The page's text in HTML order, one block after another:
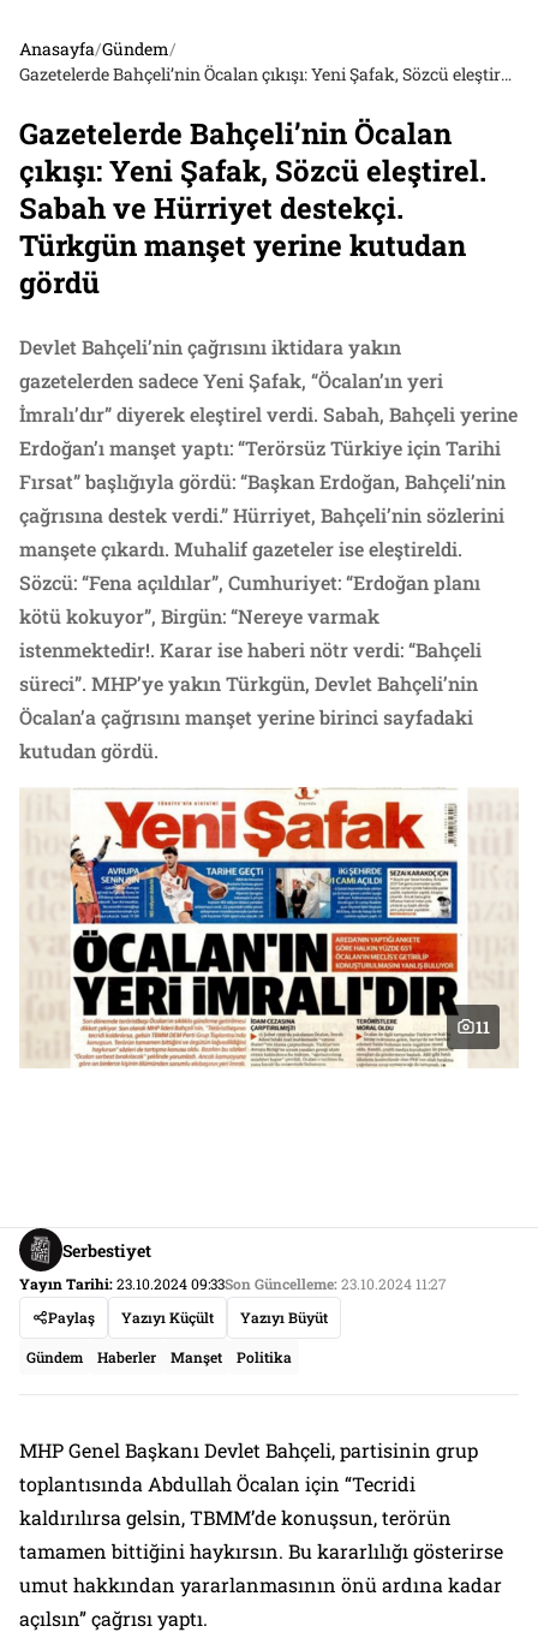
Anasayfa/Gündem/
Gazetelerde Bahçeli’nin Öcalan çıkışı: Yeni Şafak, Sözcü eleştirel. Sabah ve Hürriyet destekçi. Türkgün manşet yerine kutudan gördü
Gazetelerde Bahçeli’nin Öcalan
çıkışı: Yeni Şafak, Sözcü eleştirel.
Sabah ve Hürriyet destekçi.
Türkgün manşet yerine kutudan
gördü
Devlet Bahçeli’nin çağrısını iktidara yakın
gazetelerden sadece Yeni Şafak, “Öcalan’ın yeri
İmralı’dır” diyerek eleştirel verdi. Sabah, Bahçeli yerine
Erdoğan’ı manşet yaptı: “Terörsüz Türkiye için Tarihi
Fırsat” başlığıyla gördü: “Başkan Erdoğan, Bahçeli’nin
çağrısına destek verdi.” Hürriyet, Bahçeli’nin sözlerini
manşete çıkardı. Muhalif gazeteler ise eleştireldi.
Sözcü: “Fena açıldılar”, Cumhuriyet: “Erdoğan planı
kötü kokuyor”, Birgün: “Nereye varmak
istenmektedir!. Karar ise haberi nötr verdi: “Bahçeli
süreci”. MHP’ye yakın Türkgün, Devlet Bahçeli’nin
Öcalan’a çağrısını manşet yerine birinci sayfadaki
kutudan gördü.
11
Serbestiyet
Yayın Tarihi:23.10.2024 09:33Son Güncelleme:23.10.2024 11:27
Paylaş
Yazıyı Küçült Yazıyı Büyüt
Gündem Haberler Manşet Politika
MHP Genel Başkanı Devlet Bahçeli, partisinin grup
toplantısında Abdullah Öcalan için “Tecridi
kaldırılırsa gelsin, TBMM’de konuşsun, terörün
tamamen bittiğini haykırsın. Bu kararlılığı gösterirse
umut hakkından yararlanmasının önü ardına kadar
açılsın” çağrısı yaptı.